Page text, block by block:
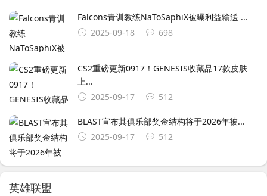
Falcons青训教练NaToSaphiX被曝利益输送 ...
2025-09-18
698
CS2重磅更新0917！GENESIS收藏品17款皮肤
上...
2025-09-17
512
BLAST宣布其俱乐部奖金结构将于2026年被...
2025-09-17
512
英雄联盟